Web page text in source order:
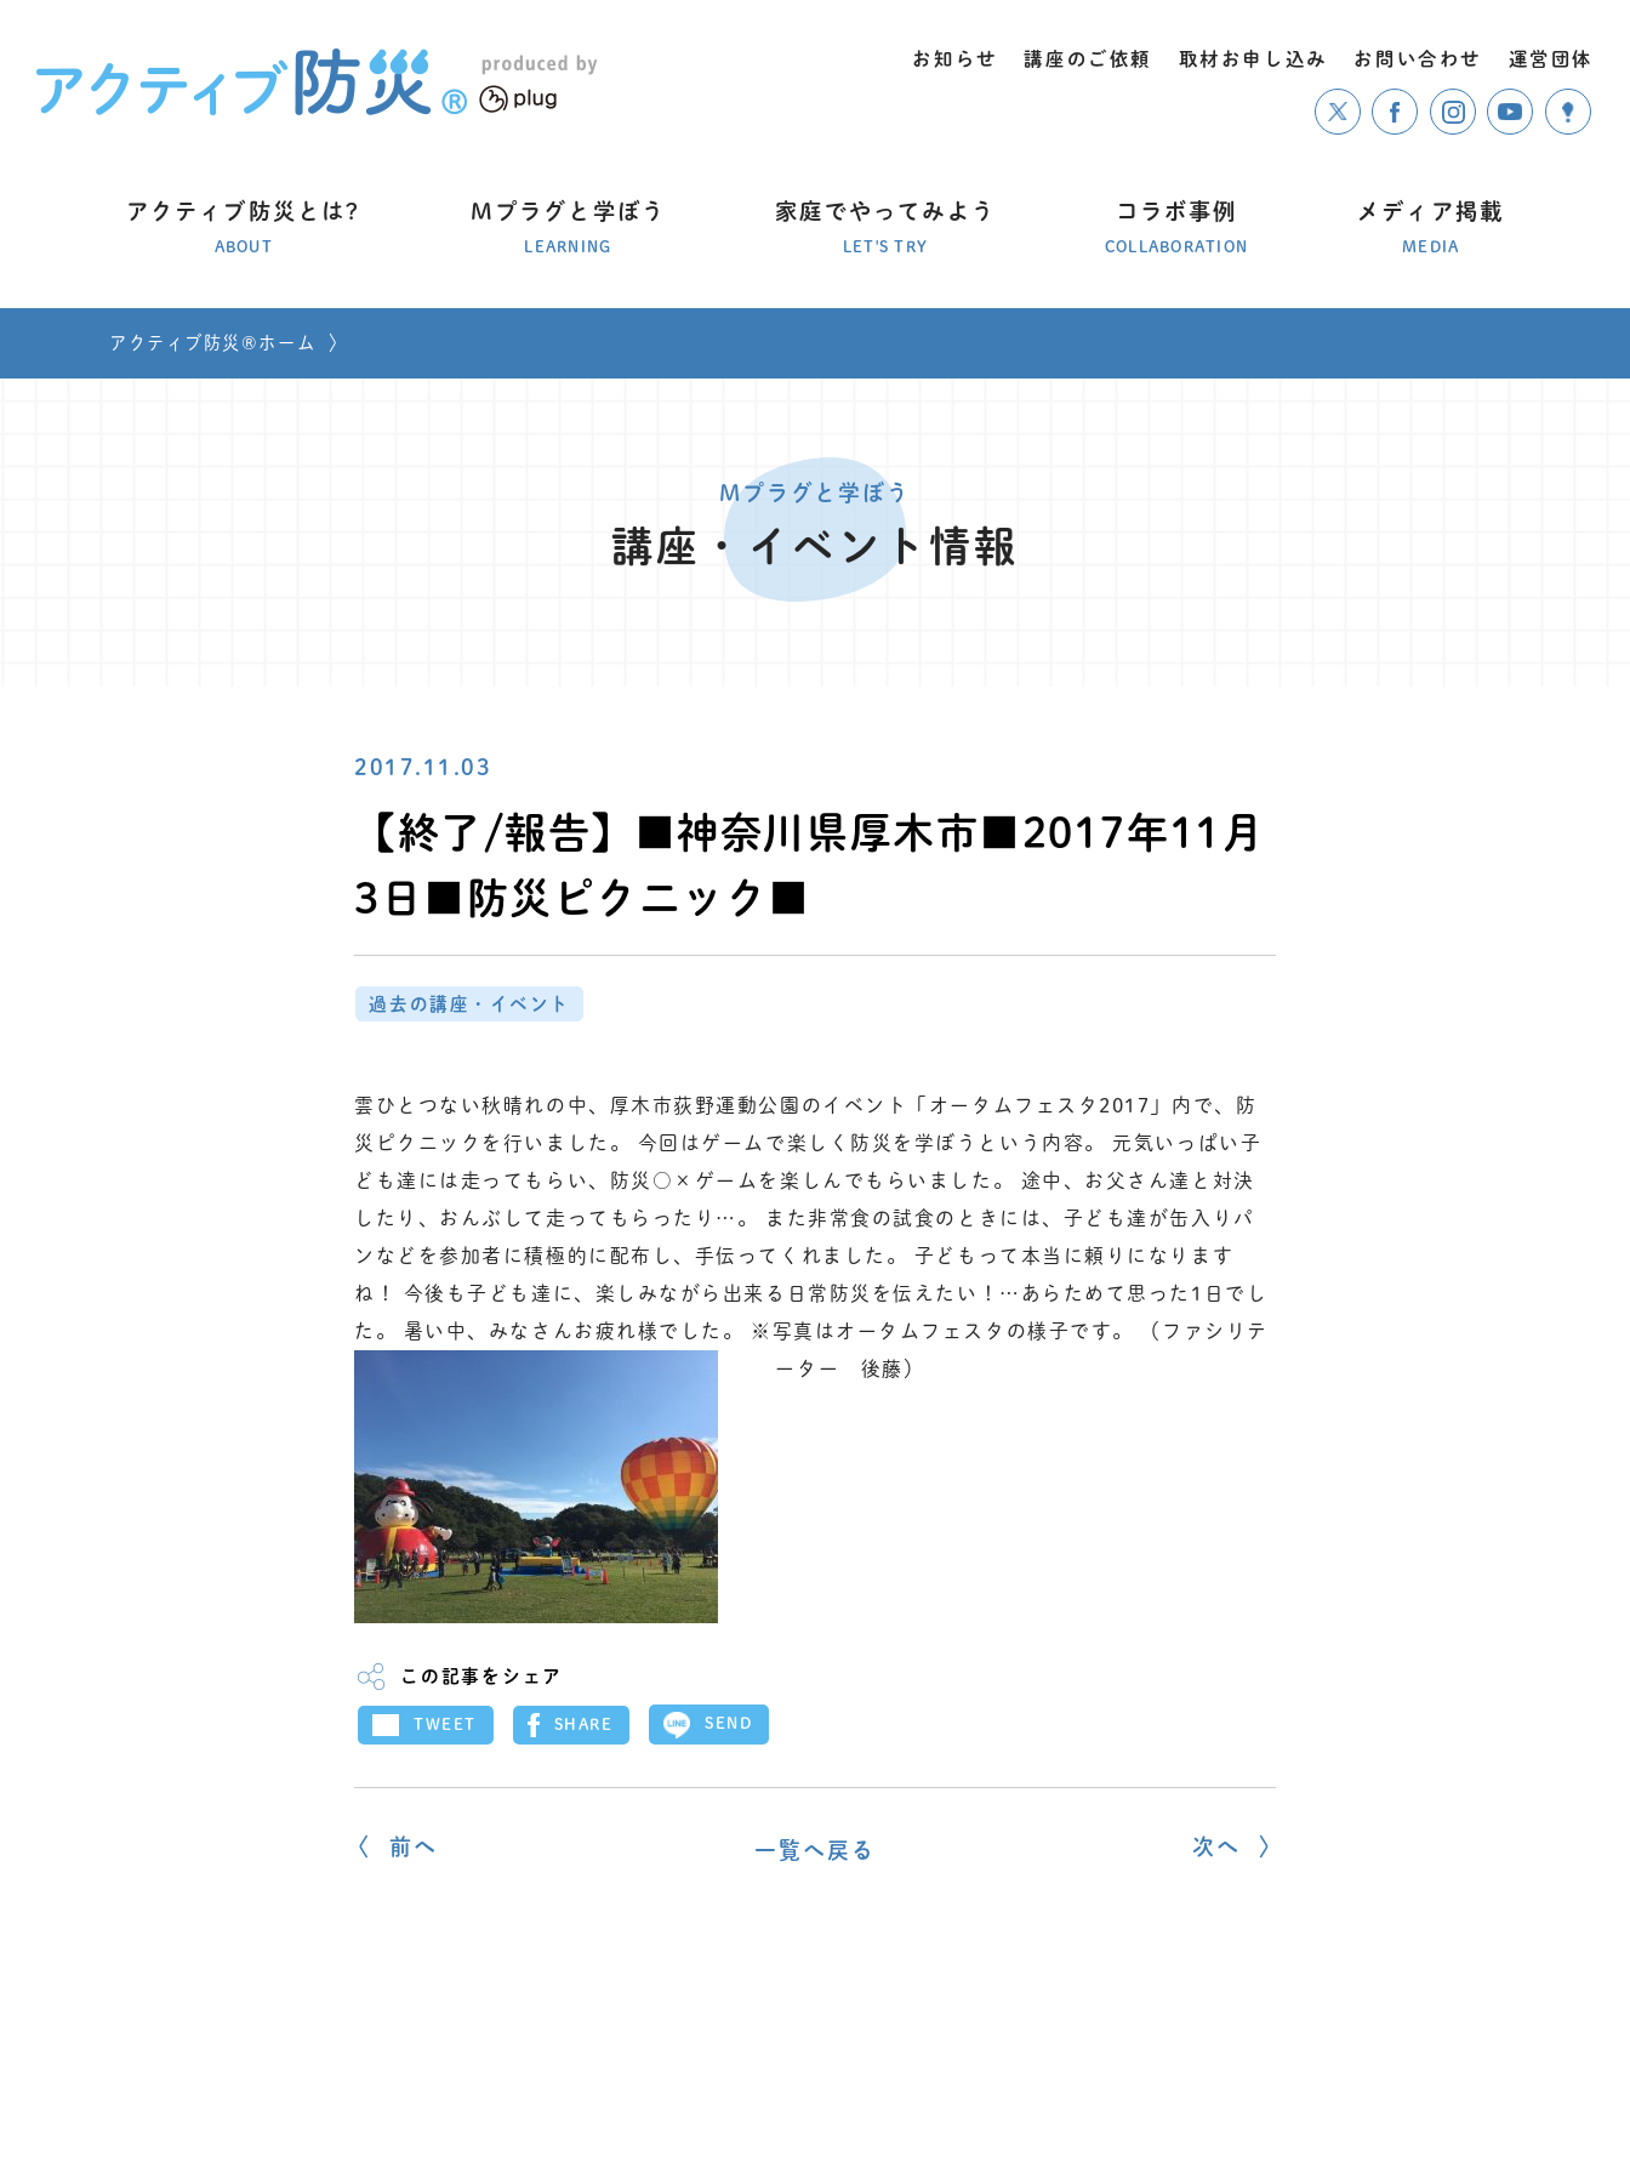
アクティブ防災とは?
ABOUT
Mプラグと学ぼう
LEARNING
家庭でやってみよう
LET'S TRY
コラボ事例
COLLABORATION
メディア掲載
MEDIA
お知らせ 講座のご依頼 取材お申し込み お問い合わせ 運営団体
アクティブ防災®ホーム 〉
Mプラグと学ぼう
講座・イベント情報
2017.11.03
【終了/報告】■神奈川県厚木市■2017年11月
3日■防災ピクニック■
過去の講座・イベント
雲ひとつない秋晴れの中、厚木市荻野運動公園のイ ベント「オータムフェスタ2017」内で、防
災ピクニッ クを行いました。 今回はゲームで楽しく防災を学ぼうという内容。 元気いっぱい子
ども達には走ってもらい、防災○×ゲーム を楽しんでもらいました。
途中、お父さん達と対決
したり、おんぶして走ってもらっ たり…。
また非常食の試食のときには、子ども達が缶入りパ
ンなど を参加者に積極的に配布し、手伝ってくれました。 子どもって本当に頼りになります
ね！ 今後も子ども達に、楽しみながら出来る日常防災を伝えた い！…あらためて思った1日でし
た。 暑い中、みなさんお疲れ様でした。 ※写真はオータムフェスタの様子です。 （ファシリテ
ーター 後藤）
この記事をシェア
TWEET SHARE SEND
一覧へ戻る